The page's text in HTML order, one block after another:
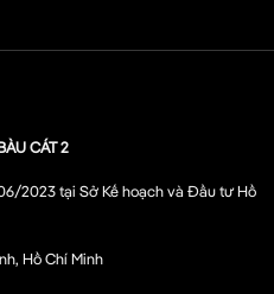
CÁT 2
2023 tại Sở Kế hoạch và Đầu tư Hồ
Hồ Chí Minh